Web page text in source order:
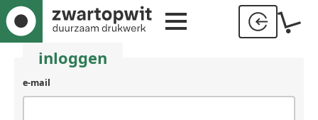
inloggen
e-mail